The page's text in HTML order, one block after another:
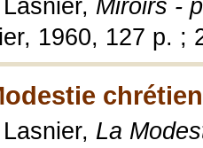
Miroirs -
1960, 127 p. ;
La